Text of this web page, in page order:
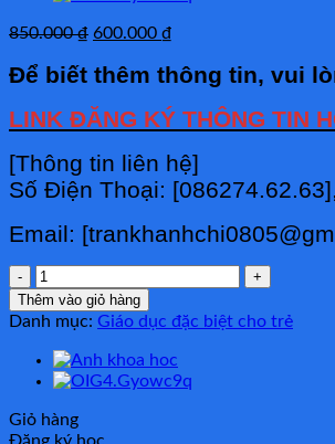
850.000₫ Giá
là:
600.000 ₫
tại
600.000 ₫.
Để biết thêm thông tin, vui
LINK ĐĂNG KÝ THÔNG TIN
[Thông tin liên hệ]
Số Điện Thoại: [086274.62.63],
Email:
Kỹ
Năng
Chơi
Tác
Cho
Rối
Thêm vào giỏ hàng
Danh mục: Giáo dục đặc biệt cho trẻ
Giỏ hàng